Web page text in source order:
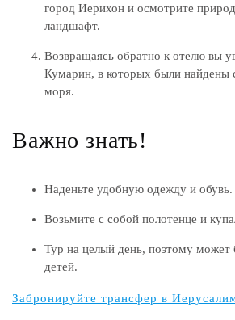
город Иерихон и осмотрите
ландшафт.
Возвращаясь обратно к отелю вы
Кумарин, в которых были найдены
моря.
Важно знать!
Наденьте удобную одежду и обувь.
Возьмите с собой полотенце и
Тур на целый день, поэтому может
детей.
Забронируйте трансфер в